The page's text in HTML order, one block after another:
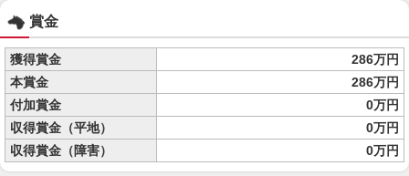
賞金
獲得賞金
286万円
本賞金
286万円
付加賞金
0万円
収得賞金（平地）
0万円
収得賞金（障害）
0万円